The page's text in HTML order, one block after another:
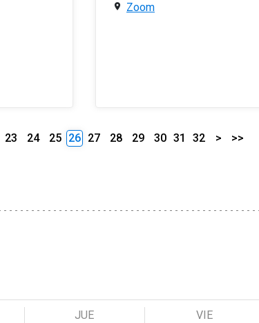
Zoom
23 24 25 26 27 28 29 30 31 32 > >>
JUE VIE